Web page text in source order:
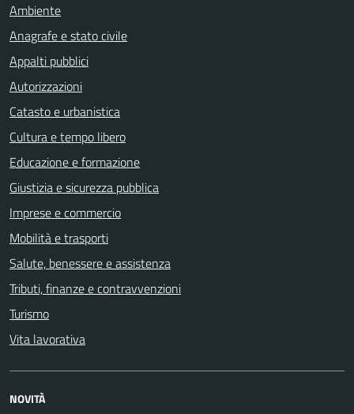
Ambiente
Anagrafe e stato civile
Appalti pubblici
Autorizzazioni
Catasto e urbanistica
Cultura e tempo libero
Educazione e formazione
Giustizia e sicurezza pubblica
Imprese e commercio
Mobilità e trasporti
Salute, benessere e assistenza
Tributi, finanze e contravvenzioni
Turismo
Vita lavorativa
NOVITÀ